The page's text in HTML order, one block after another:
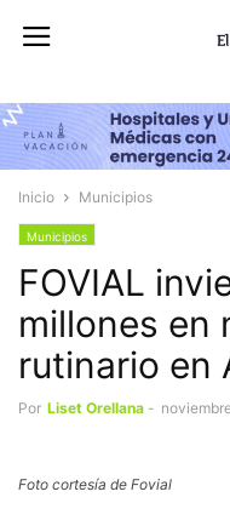
Inicio Municipios
Municipios
FOVIAL
millones en
rutinario en
Por Liset Orellana -
Foto cortesía de Fovial